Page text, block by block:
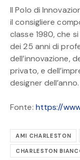
Il Polo di
il consigliere
classe 1980, che
dei 25 anni di
dell’innovazione,
privato, e
designer dell’anno.
Fonte: https://
AMI CHARLESTON
CHARLESTON